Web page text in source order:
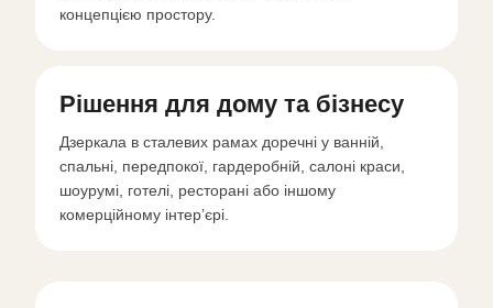
концепцією простору.
Рішення для дому та бізнесу
Дзеркала в сталевих рамах доречні у ванній,
спальні, передпокої, гардеробній, салоні краси,
шоурумі, готелі, ресторані або іншому
комерційному інтер’єрі.